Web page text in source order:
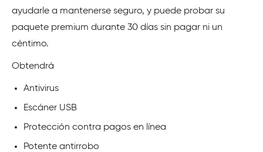
ayudarle a mantenerse seguro, y puede probar su
paquete premium durante 30 días sin pagar ni un
céntimo.
Obtendrá
Antivirus
Escáner USB
Protección contra pagos en línea
Potente antirrobo